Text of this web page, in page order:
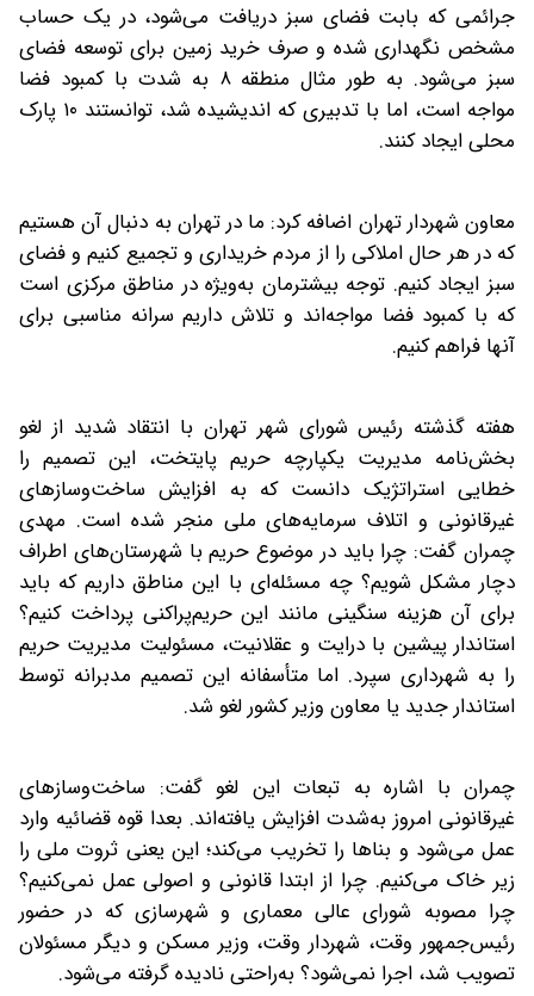
جرائمی که بابت فضای سبز دریافت می‌شود، در یک حساب
مشخص نگهداری شده و صرف خرید زمین برای توسعه فضای
سبز می‌شود. به طور مثال منطقه ۸ به‌ شدت با کمبود فضا
مواجه است، اما با تدبیری که اندیشیده شد، توانستند ۱۰ پارک
محلی ایجاد کنند.
معاون شهردار تهران اضافه کرد: ما در تهران به دنبال آن هستیم
که در هر حال املاکی را از مردم خریداری و تجمیع کنیم و فضای
سبز ایجاد کنیم. توجه بیشترمان به‌ویژه در مناطق مرکزی است
که با کمبود فضا مواجه‌اند و تلاش داریم سرانه مناسبی برای
آنها فراهم کنیم.
هفته گذشته رئیس شورای شهر تهران با انتقاد شدید از لغو
بخش‌نامه مدیریت یکپارچه حریم پایتخت، این تصمیم را
خطایی استراتژیک دانست که به افزایش ساخت‌وسازهای
غیرقانونی و اتلاف سرمایه‌های ملی منجر شده است. مهدی
چمران گفت: چرا باید در موضوع حریم با شهرستان‌های اطراف
دچار مشکل شویم؟ چه مسئله‌ای با این مناطق داریم که باید
برای آن هزینه سنگینی مانند این حریم‌پراکنی پرداخت کنیم؟
استاندار پیشین با درایت و عقلانیت، مسئولیت مدیریت حریم
را به شهرداری سپرد. اما متأسفانه این تصمیم مدبرانه توسط
استاندار جدید یا معاون وزیر کشور لغو شد.
چمران با اشاره به تبعات این لغو گفت: ساخت‌وسازهای
غیرقانونی امروز به‌شدت افزایش یافته‌اند. بعدا قوه قضائیه وارد
عمل می‌شود و بناها را تخریب می‌کند؛ این یعنی ثروت ملی را
زیر خاک می‌کنیم. چرا از ابتدا قانونی و اصولی عمل نمی‌کنیم؟
چرا مصوبه شورای عالی معماری و شهرسازی که در حضور
رئیس‌جمهور وقت، شهردار وقت، وزیر مسکن و دیگر مسئولان
تصویب شد، اجرا نمی‌شود؟ به‌راحتی نادیده گرفته می‌شود.